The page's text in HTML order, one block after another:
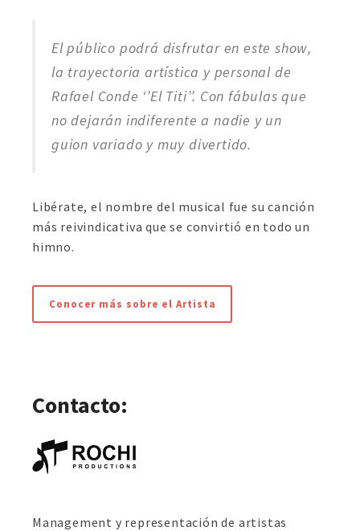
El público podrá disfrutar en este show,
la trayectoria artística y personal de
Rafael Conde ‘’El Titi’’. Con fábulas que
no dejarán indiferente a nadie y un
guion variado y muy divertido.
Libérate, el nombre del musical fue su canción
más reivindicativa que se convirtió en todo un
himno.
Conocer más sobre el Artista
Contacto:
Management y representación de artistas